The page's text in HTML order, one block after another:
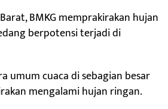
BMKG memprakirakan hujan
berpotensi terjadi di
umum cuaca di sebagian besar
mengalami hujan ringan.